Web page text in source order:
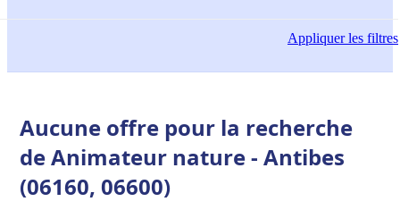
Appliquerles filtres
Aucune offre pour la recherche
de Animateur nature - Antibes
(06160, 06600)